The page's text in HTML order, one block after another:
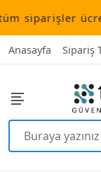
siparişler
Anasayfa Sipariş